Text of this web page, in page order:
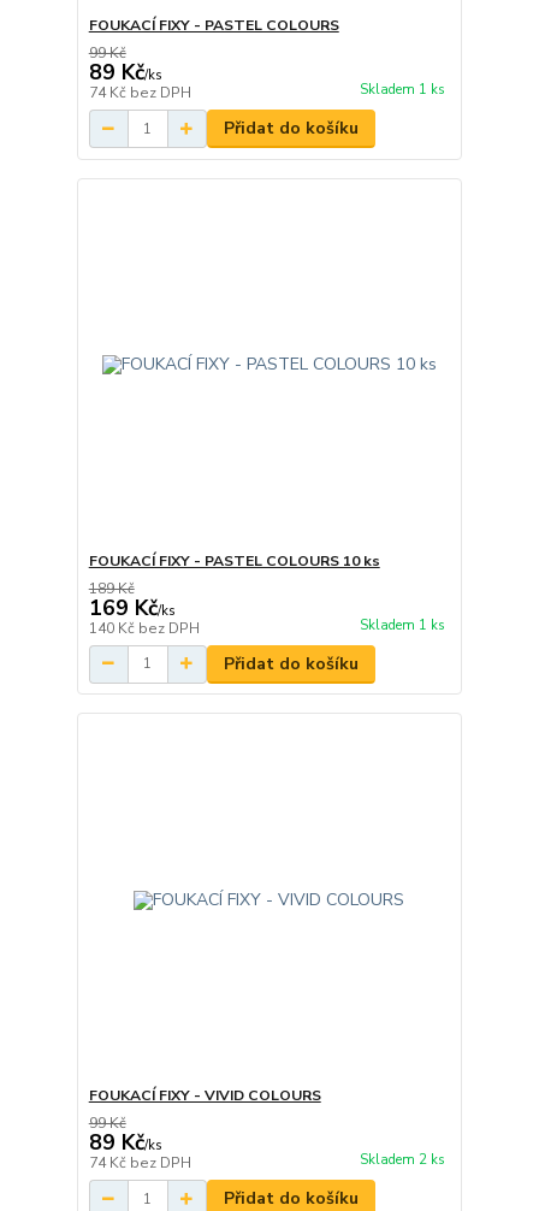
FOUKACÍ FIXY - PASTEL COLOURS
99 Kč
89 Kč/ks
74 Kč bez DPH Skladem 1 ks
Přidat do košíku
FOUKACÍ FIXY - PASTEL COLOURS 10 ks
189 Kč
169 Kč/ks
140 Kč bez DPH Skladem 1 ks
Přidat do košíku
FOUKACÍ FIXY - VIVID COLOURS
99 Kč
89 Kč/ks
74 Kč bez DPH Skladem 2 ks
Přidat do košíku